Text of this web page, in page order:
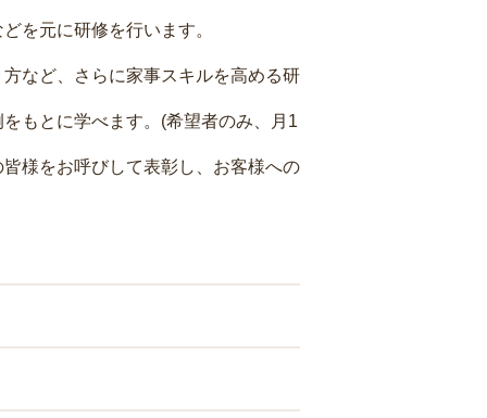
を元に研修を行います。
など、さらに家事スキルを高める研
もとに学べます。(希望者のみ、月1
様をお呼びして表彰し、お客様への